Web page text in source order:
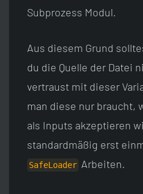
Subprozess Modul.
Aus diesem Grund
du die Quelle der Datei
vertraust mit dieser
man diese nur braucht,
als Inputs akzeptieren
standardmäßig erst
SafeLoader Arbeiten.